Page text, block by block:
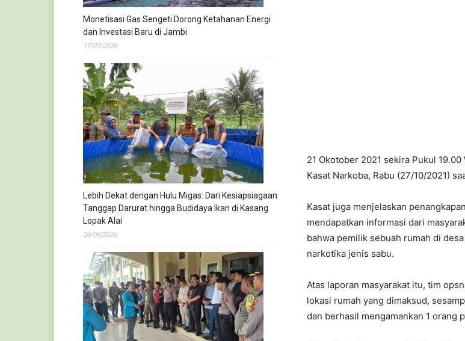
21 Okotober 2021 sekira Pukul
Kasat Narkoba, Rabu (27/10/2021)
Kasat juga menjelaskan
mendapatkan informasi dari
bahwa pemilik sebuah rumah di
narkotika jenis sabu.
Atas laporan masyarakat itu, tim
lokasi rumah yang dimaksud,
dan berhasil mengamankan 1 orang
Monetisasi Gas Sengeti Dorong Ketahanan Energi
dan Investasi Baru di Jambi
17/07/2026
Lebih Dekat dengan Hulu Migas: Dari Kesiapsiagaan
Tanggap Darurat hingga Budidaya Ikan di Kasang
Lopak Alai
26/06/2026